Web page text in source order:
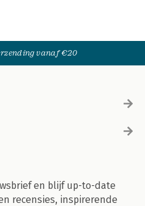
vanaf €20
en blijf up-to-date
recensies, inspirerende